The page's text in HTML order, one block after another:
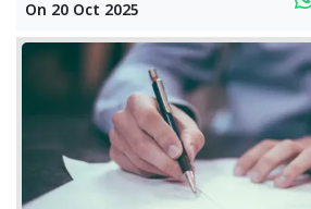
On 20 Oct 2025